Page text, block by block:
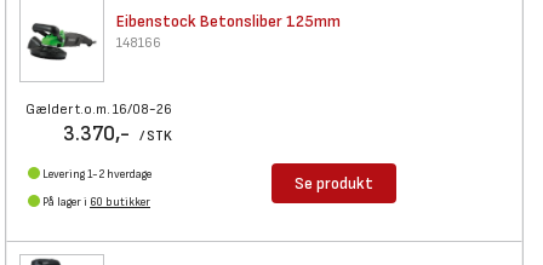
Eibenstock Betonsliber 125mm
148166
Gælder t.o.m. 16/08-26
3.370,- / STK
Levering 1-2 hverdage
På lager i 60 butikker
Se produkt